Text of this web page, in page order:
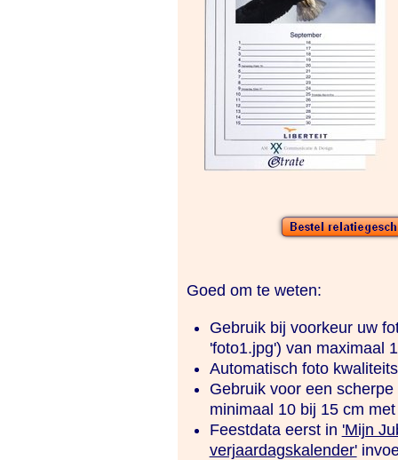
Goed om te weten:
Gebruik bij voorkeur uw
'foto1.jpg') van maximaal
Automatisch foto
Gebruik voor een
minimaal 10 bij 15 cm
Feestdata eerst in 'Mijn
verjaardagskalender'